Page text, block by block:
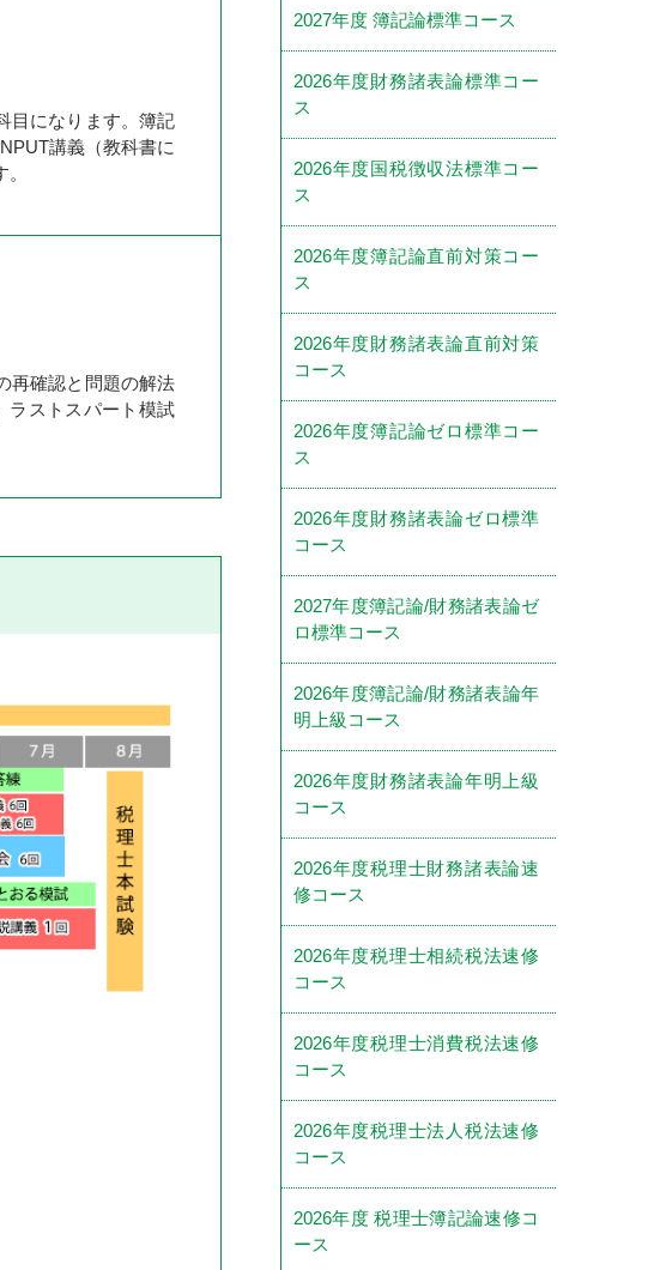
目になります。簿記
講義（教科書に
再確認と問題の解法
ラストスパート模試
2027年度 簿記論標準コース
2026年度財務諸表論標準コー
ス
2026年度国税徴収法標準コー
ス
2026年度簿記論直前対策コー
ス
2026年度財務諸表論直前対策
コース
2026年度簿記論ゼロ標準コー
ス
2026年度財務諸表論ゼロ標準
コース
2027年度簿記論/財務諸表論ゼ
ロ標準コース
2026年度簿記論/財務諸表論年
明上級コース
2026年度財務諸表論年明上級
コース
2026年度税理士財務諸表論速
修コース
2026年度税理士相続税法速修
コース
2026年度税理士消費税法速修
コース
2026年度税理士法人税法速修
コース
2026年度 税理士簿記論速修コ
ース